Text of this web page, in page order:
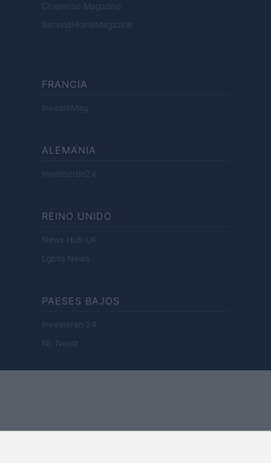
Cineverse Magazine
SecondHomeMagazine
FRANCIA
InvestirMag
ALEMANIA
Investieren24
REINO UNIDO
News Hub UK
Lgbtq News
PAESES BAJOS
Investeren 24
NL Newz